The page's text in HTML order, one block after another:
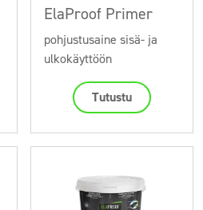
ElaProof Primer
pohjustusaine sisä- ja
ulkokäyttöön
Tutustu